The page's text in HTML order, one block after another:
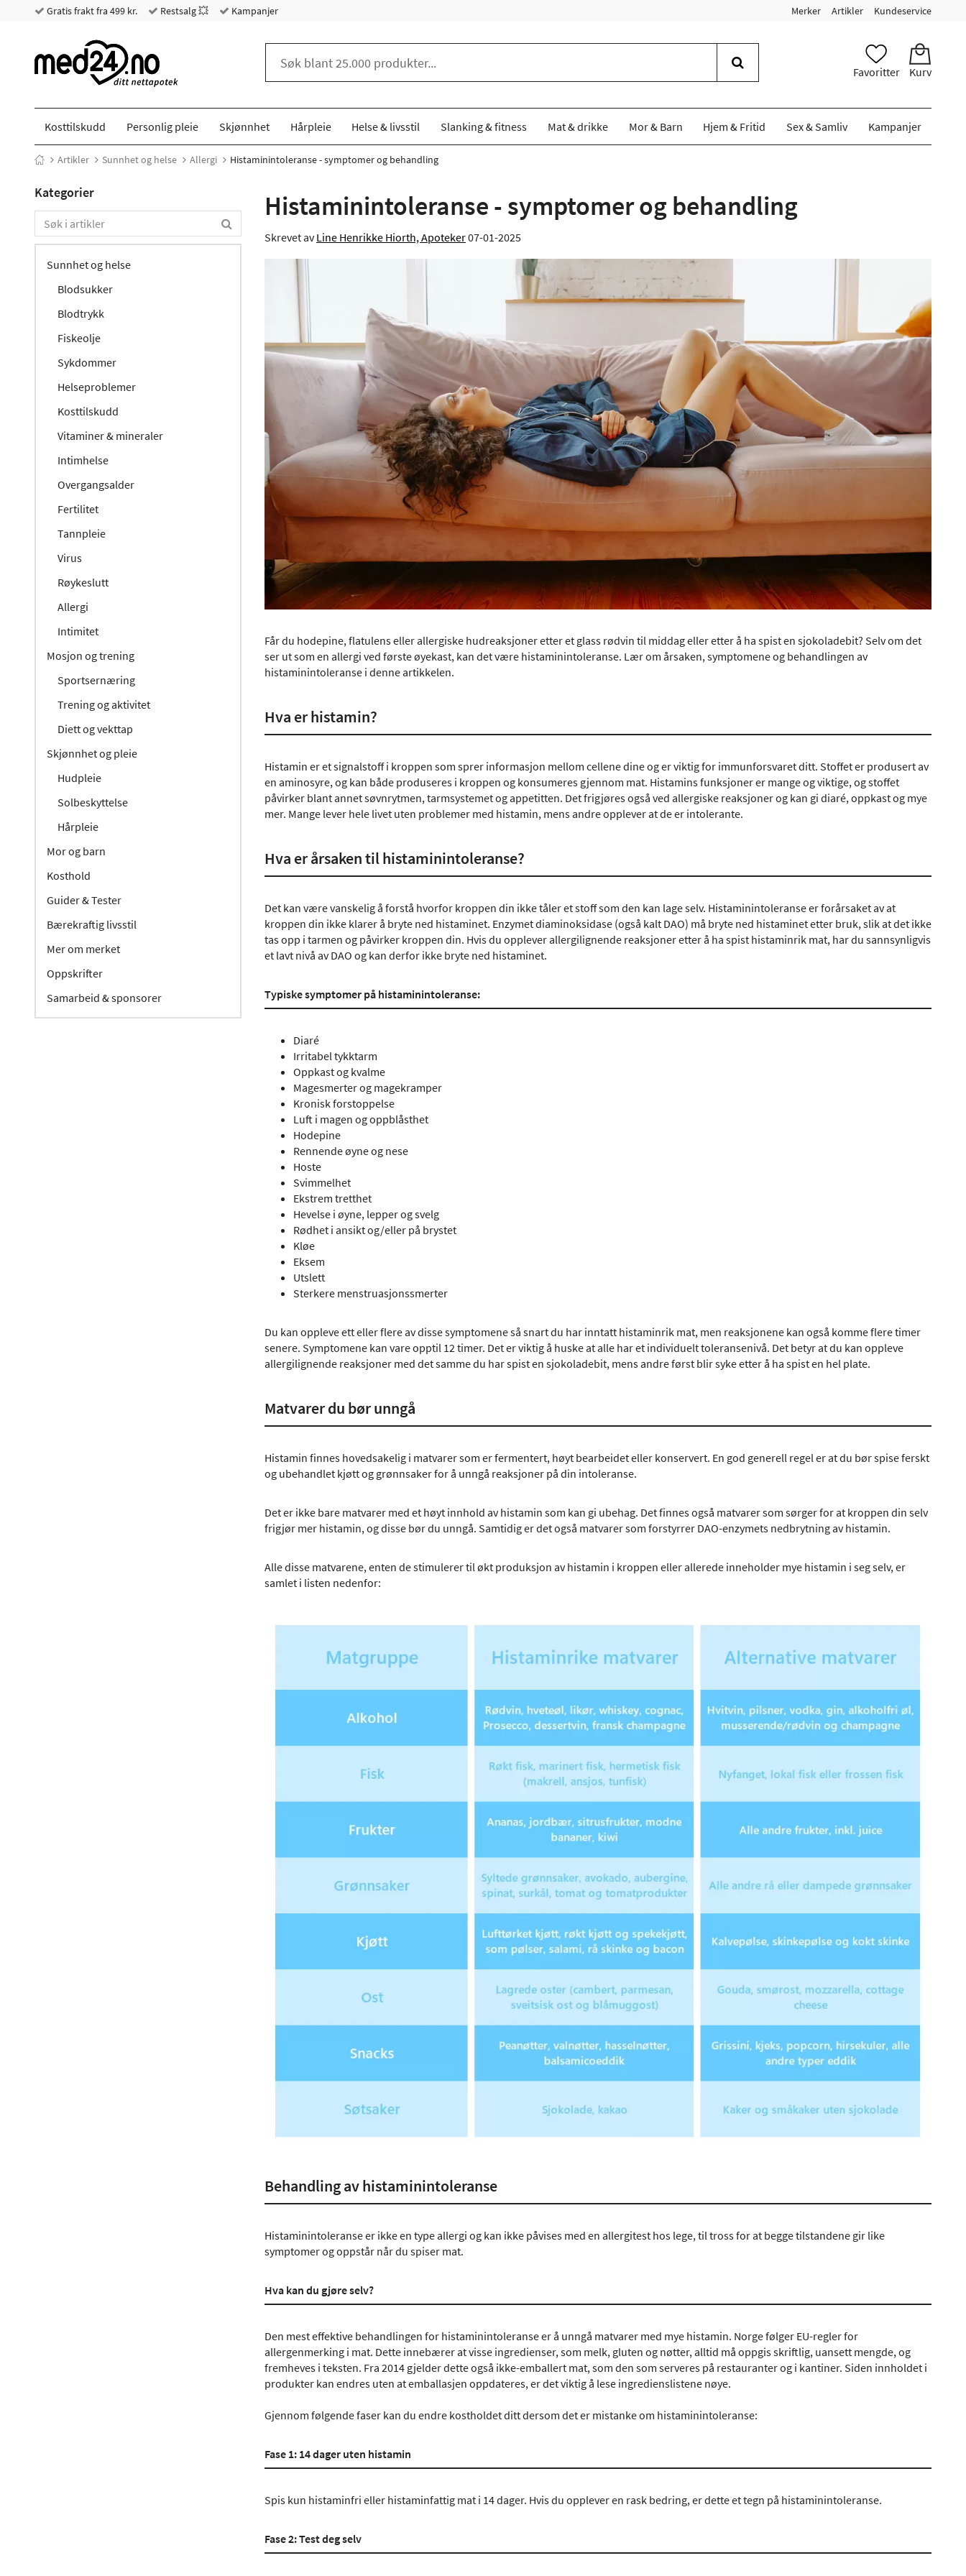
Gratis frakt fra 499 kr. Restsalg 💥 Kampanjer Merker Artikler Kundeservice
Favoritter Kurv
Kosttilskudd Personlig pleie Skjønnhet Hårpleie Helse & livsstil Slanking & fitness Mat & drikke Mor & Barn Hjem & Fritid Sex & Samliv Kampanjer
Artikler Sunnhet og helse Allergi Histaminintoleranse - symptomer og behandling
Kategorier
Sunnhet og helse
Blodsukker
Blodtrykk
Fiskeolje
Sykdommer
Helseproblemer
Kosttilskudd
Vitaminer & mineraler
Intimhelse
Overgangsalder
Fertilitet
Tannpleie
Virus
Røykeslutt
Allergi
Intimitet
Mosjon og trening
Sportsernæring
Trening og aktivitet
Diett og vekttap
Skjønnhet og pleie
Hudpleie
Solbeskyttelse
Hårpleie
Mor og barn
Kosthold
Guider & Tester
Bærekraftig livsstil
Mer om merket
Oppskrifter
Samarbeid & sponsorer
Histaminintoleranse - symptomer og behandling
Skrevet avLine Henrikke Hiorth, Apoteker07-01-2025
Får du hodepine, flatulens eller allergiske hudreaksjoner etter et glass rødvin til middag eller etter å ha spist en sjokoladebit? Selv om det
ser ut som en allergi ved første øyekast, kan det være histaminintoleranse. Lær om årsaken, symptomene og behandlingen av
histaminintoleranse i denne artikkelen.
Hva er histamin?
Histamin er et signalstoff i kroppen som sprer informasjon mellom cellene dine og er viktig for immunforsvaret ditt. Stoffet er produsert av
en aminosyre, og kan både produseres i kroppen og konsumeres gjennom mat. Histamins funksjoner er mange og viktige, og stoffet
påvirker blant annet søvnrytmen, tarmsystemet og appetitten. Det frigjøres også ved allergiske reaksjoner og kan gi diaré, oppkast og mye
mer. Mange lever hele livet uten problemer med histamin, mens andre opplever at de er intolerante.
Hva er årsaken til histaminintoleranse?
Det kan være vanskelig å forstå hvorfor kroppen din ikke tåler et stoff som den kan lage selv. Histaminintoleranse er forårsaket av at
kroppen din ikke klarer å bryte ned histaminet. Enzymet diaminoksidase (også kalt DAO) må bryte ned histaminet etter bruk, slik at det ikke
tas opp i tarmen og påvirker kroppen din. Hvis du opplever allergilignende reaksjoner etter å ha spist histaminrik mat, har du sannsynligvis
et lavt nivå av DAO og kan derfor ikke bryte ned histaminet.
Typiske symptomer på histaminintoleranse:
Diaré
Irritabel tykktarm
Oppkast og kvalme
Magesmerter og magekramper
Kronisk forstoppelse
Luft i magen og oppblåsthet
Hodepine
Rennende øyne og nese
Hoste
Svimmelhet
Ekstrem tretthet
Hevelse i øyne, lepper og svelg
Rødhet i ansikt og/eller på brystet
Kløe
Eksem
Utslett
Sterkere menstruasjonssmerter
Du kan oppleve ett eller flere av disse symptomene så snart du har inntatt histaminrik mat, men reaksjonene kan også komme flere timer
senere. Symptomene kan vare opptil 12 timer. Det er viktig å huske at alle har et individuelt toleransenivå. Det betyr at du kan oppleve
allergilignende reaksjoner med det samme du har spist en sjokoladebit, mens andre først blir syke etter å ha spist en hel plate.
Matvarer du bør unngå
Histamin finnes hovedsakelig i matvarer som er fermentert, høyt bearbeidet eller konservert. En god generell regel er at du bør spise ferskt
og ubehandlet kjøtt og grønnsaker for å unngå reaksjoner på din intoleranse.
Det er ikke bare matvarer med et høyt innhold av histamin som kan gi ubehag. Det finnes også matvarer som sørger for at kroppen din selv
frigjør mer histamin, og disse bør du unngå. Samtidig er det også matvarer som forstyrrer DAO-enzymets nedbrytning av histamin.
Alle disse matvarene, enten de stimulerer til økt produksjon av histamin i kroppen eller allerede inneholder mye histamin i seg selv, er
samlet i listen nedenfor:
Behandling av histaminintoleranse
Histaminintoleranse er ikke en type allergi og kan ikke påvises med en allergitest hos lege, til tross for at begge tilstandene gir like
symptomer og oppstår når du spiser mat.
Hva kan du gjøre selv?
Den mest effektive behandlingen for histaminintoleranse er å unngå matvarer med mye histamin. Norge følger EU-regler for
allergenmerking i mat. Dette innebærer at visse ingredienser, som melk, gluten og nøtter, alltid må oppgis skriftlig, uansett mengde, og
fremheves i teksten. Fra 2014 gjelder dette også ikke-emballert mat, som den som serveres på restauranter og i kantiner. Siden innholdet i
produkter kan endres uten at emballasjen oppdateres, er det viktig å lese ingredienslistene nøye.
Gjennom følgende faser kan du endre kostholdet ditt dersom det er mistanke om histaminintoleranse:
Fase 1: 14 dager uten histamin
Spis kun histaminfri eller histaminfattig mat i 14 dager. Hvis du opplever en rask bedring, er dette et tegn på histaminintoleranse.
Fase 2: Test deg selv